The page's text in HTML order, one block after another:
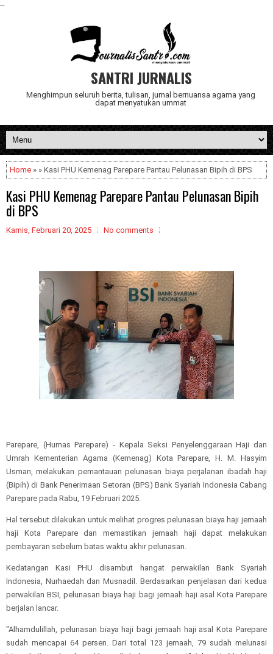
--
SANTRI JURNALIS
Menghimpun seluruh berita, tulisan, jurnal bernuansa agama yang
dapat menyatukan ummat
Home » » Kasi PHU Kemenag Parepare Pantau Pelunasan Bipih di BPS
Kasi PHU Kemenag Parepare Pantau Pelunasan Bipih
di BPS
Kamis, Februari 20, 2025 No comments
Parepare, (Humas Parepare) - Kepala Seksi Penyelenggaraan Haji dan
Umrah Kementerian Agama (Kemenag) Kota Parepare, H. M. Hasyim
Usman, melakukan pemantauan pelunasan biaya perjalanan ibadah haji
(Bipih) di Bank Penerimaan Setoran (BPS) Bank Syariah Indonesia Cabang
Parepare pada Rabu, 19 Februari 2025.
Hal tersebut dilakukan untuk melihat progres pelunasan biaya haji jemaah
haji Kota Parepare dan memastikan jemaah haji dapat melakukan
pembayaran sebelum batas waktu akhir pelunasan.
Kedatangan Kasi PHU disambut hangat perwakilan Bank Syariah
Indonesia, Nurhaedah dan Musnadil. Berdasarkan penjelasan dari kedua
perwakilan BSI, pelunasan biaya haji bagi jemaah haji asal Kota Parepare
berjalan lancar.
"Alhamdulillah, pelunasan biaya haji bagi jemaah haji asal Kota Parepare
sudah mencapai 64 persen. Dari total 123 jemaah, 79 sudah melunasi